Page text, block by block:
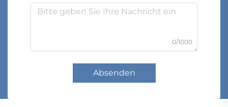
0/1000
Absenden